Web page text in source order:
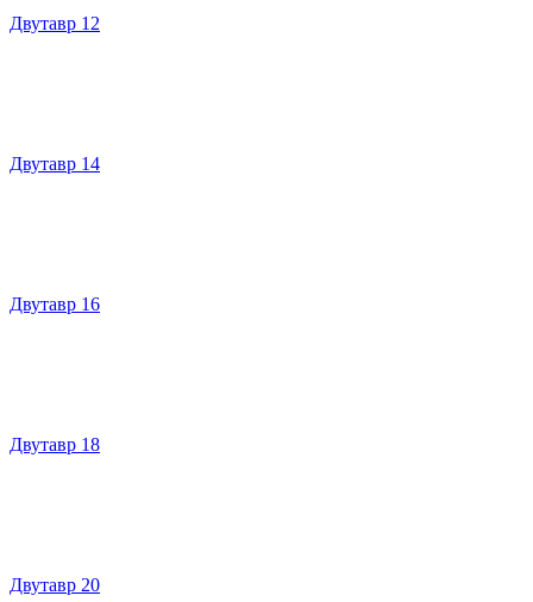
Двутавр 12
Двутавр 14
Двутавр 16
Двутавр 18
Двутавр 20